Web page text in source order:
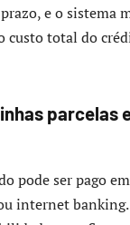
e o sistema
custo total do
parcelas
pode ser pago
internet